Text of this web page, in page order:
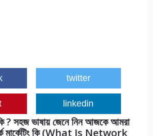
twitter
linkedin
কি ? সহজ ভাষায় জেনে নিন আজকে আমরা
মার্কেটিং কি(What Is Network